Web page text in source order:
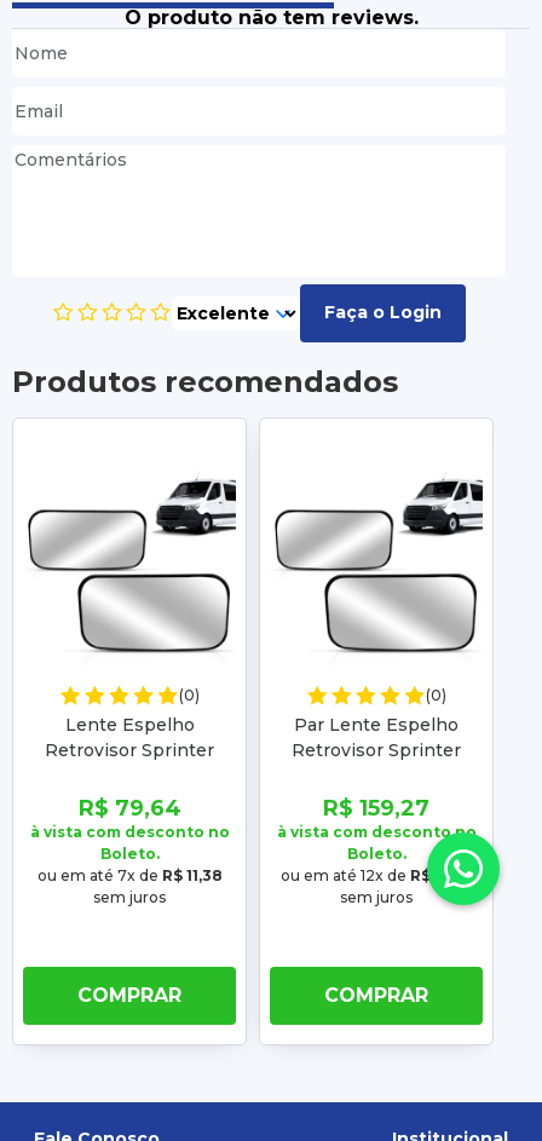
O produto não tem reviews.
Faça o Login
Produtos recomendados
(0)
Lente Espelho
Retrovisor Sprinter
Inferior Com Placa
R$ 79,64
à vista com desconto no
Boleto.
ou em até 7x de R$ 11,38
sem juros
COMPRAR
(0)
Par Lente Espelho
Retrovisor Sprinter
Inferior Com Placa
R$ 159,27
à vista com desconto no
Boleto.
ou em até 12x de R$ 13,27
sem juros
COMPRAR